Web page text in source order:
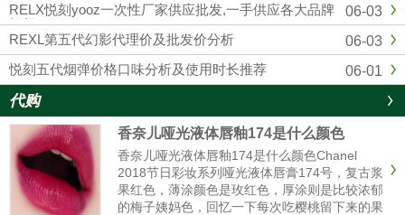
06-03
RELX悦刻yooz一次性厂家供应批发,一手供应各大品牌
烟杆
06-03
REXL第五代幻影代理价及批发价分析
06-01
悦刻五代烟弹价格口味分析及使用时长推荐
代购
香奈儿哑光液体唇釉174是什么颜色
香奈儿哑光液体唇釉174是什么颜色Chanel
2018节日彩妆系列哑光液体唇膏174号，复古浆
果红色，薄涂颜色是玫红色，厚涂则是比较浓郁
的梅子姨妈色，回忆一下每次吃樱桃留下来的果